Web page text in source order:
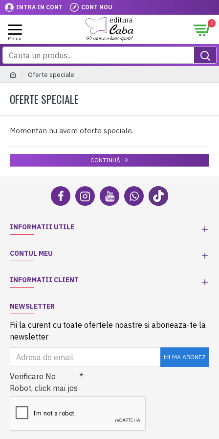
INTRA IN CONT CONT NOU
0
Oferte speciale
OFERTE SPECIALE
Momentan nu avem oferte speciale.
CONTINUĂ
INFORMATII UTILE
CONTUL MEU
INFORMATII CLIENT
NEWSLETTER
Fii la curent cu toate ofertele noastre si aboneaza-te la
newsletter
MA ABONEZ
Verificare No
Robot, click mai jos